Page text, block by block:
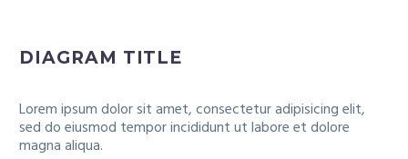
DIAGRAM TITLE
Lorem ipsum dolor sit amet, consectetur adipisicing elit,
sed do eiusmod tempor incididunt ut labore et dolore
magna aliqua.